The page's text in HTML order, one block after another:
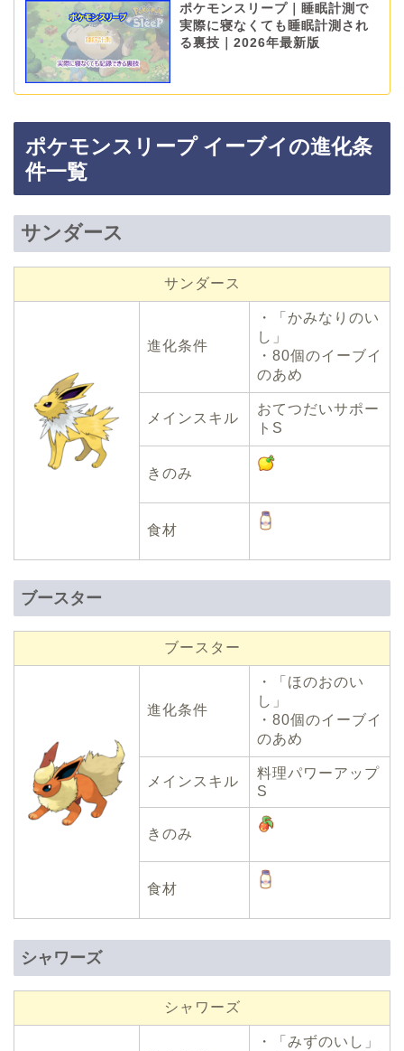
ポケモンスリープ｜睡眠計測で
実際に寝なくても睡眠計測され
る裏技｜2026年最新版
ポケモンスリープ イーブイの進化条
件一覧
サンダース
サンダース
進化条件
・「かみなりのい
し」
・80個のイーブイ
のあめ
メインスキル
おてつだいサポー
トS
きのみ
食材
ブースター
ブースター
進化条件
・「ほのおのい
し」
・80個のイーブイ
のあめ
メインスキル
料理パワーアップ
S
きのみ
食材
シャワーズ
シャワーズ
・「みずのいし」